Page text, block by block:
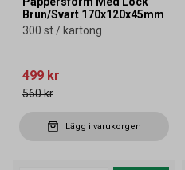
Brun/Svart 170x120x45mm
300 st / kartong
499 kr
560 kr
Lägg i varukorgen